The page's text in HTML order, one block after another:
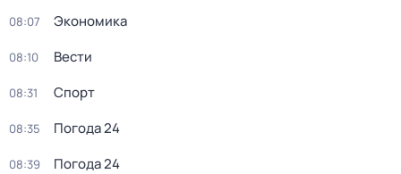
08:07 Экономика
08:10 Вести
08:31 Спорт
08:35 Погода 24
08:39 Погода 24